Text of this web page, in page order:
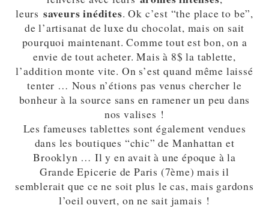
leurs saveurs inédites. Ok c’est “the place to be”,
de l’artisanat de luxe du chocolat, mais on sait
pourquoi maintenant. Comme tout est bon, on a
envie de tout acheter. Mais à 8$ la tablette,
l’addition monte vite. On s’est quand même laissé
tenter … Nous n’étions pas venus chercher le
bonheur à la source sans en ramener un peu dans
nos valises !
Les fameuses tablettes sont également vendues
dans les boutiques “chic” de Manhattan et
Brooklyn … Il y en avait à une époque à la
Grande Epicerie de Paris (7ème) mais il
semblerait que ce ne soit plus le cas, mais gardons
l’oeil ouvert, on ne sait jamais !